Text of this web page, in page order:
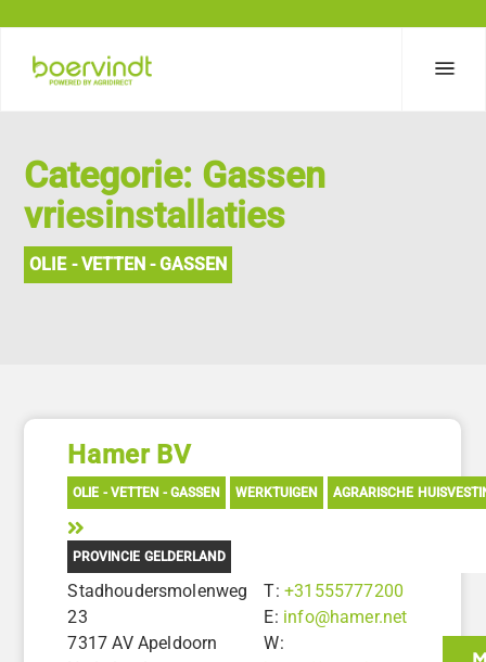
Categorie: Gassen
vriesinstallaties
OLIE - VETTEN - GASSEN
Hamer BV
OLIE - VETTEN - GASSEN WERKTUIGEN AGRARISCHE
PROVINCIE GELDERLAND
Stadhoudersmolenweg
23
7317 AV Apeldoorn
T:+31555777200
E: info@hamer.net
W: